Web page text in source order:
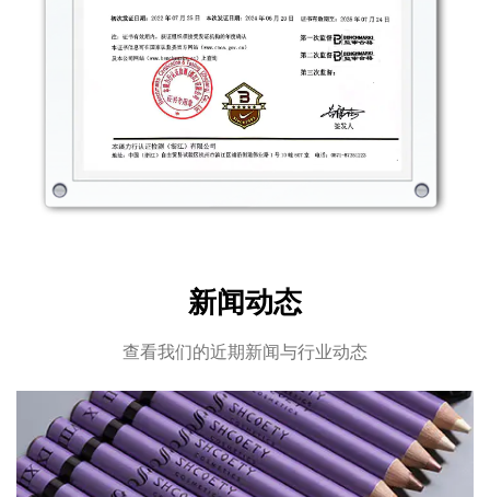
新闻动态
查看我们的近期新闻与行业动态